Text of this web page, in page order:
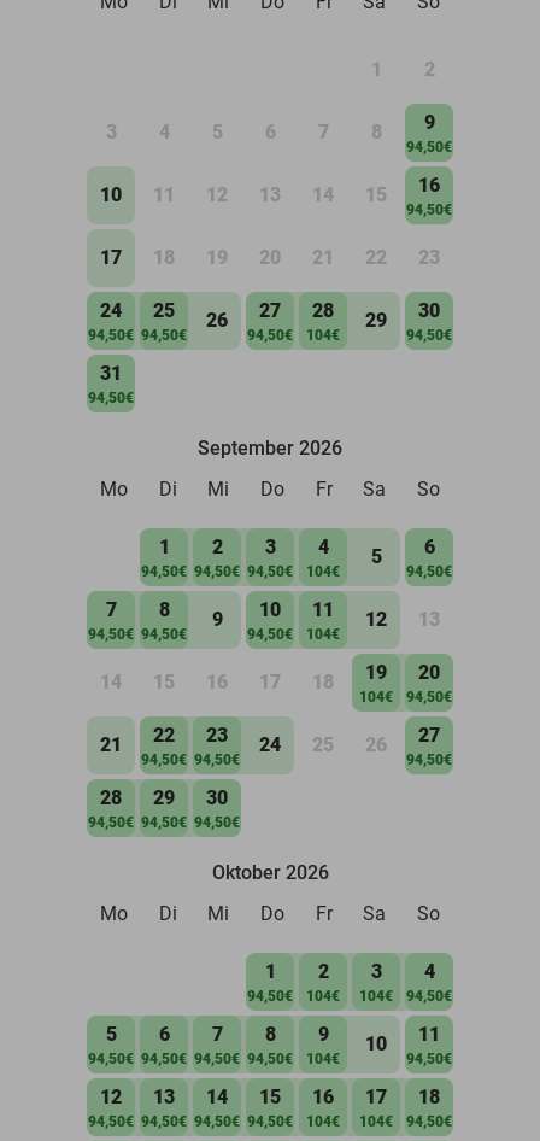
1 2
3 4 5 6 7 8 9
94,50€
10 11 12 13 14 15 16
94,50€
17 18 19 20 21 22 23
24
94,50€
25
94,50€
26 27
94,50€
28
104€
29 30
94,50€
31
94,50€
September 2026
Mo
Di Mi Do Fr Sa So
1
94,50€
2
94,50€
3
94,50€
4
104€
5 6
94,50€
7
94,50€
8
94,50€
9 10
94,50€
11
104€
12 13
14 15 16 17 18 19
104€
20
94,50€
21 22
94,50€
23
94,50€
24 25 26 27
94,50€
28
94,50€
29
94,50€
30
94,50€
Oktober 2026
Mo
Di Mi Do Fr Sa So
1
94,50€
2
104€
3
104€
4
94,50€
5
94,50€
6
94,50€
7
94,50€
8
94,50€
9
104€
10 11
94,50€
12
94,50€
13
94,50€
14
94,50€
15
94,50€
16
104€
17
104€
18
94,50€